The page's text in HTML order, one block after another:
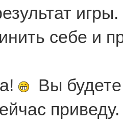
себе и
Вы
приведу.